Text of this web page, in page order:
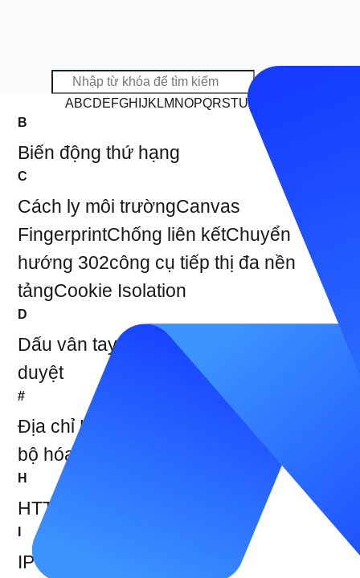
ABCDEFGH JK LM NOPQRSTUV
B
Biến động thứ hạng
C
Cách ly môi trườngCanvas
FingerprintChống liên kếtChuyển
hướng 302công cụ tiếp thị đa nền
tảngCookie Isolation
D
Dấu vân tay thiết bịDấu vân tay trình
duyệt
#
Địa chỉ URL thân thiện với SEO
bộ hóa cửa sổ
H
HTTP
IP Proxy